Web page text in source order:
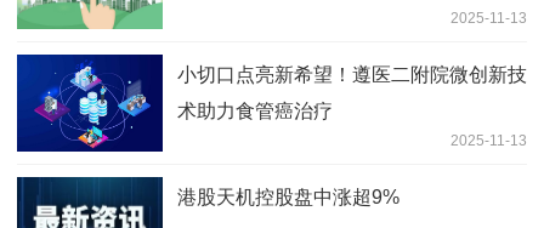
2025-11-13
小切口点亮新希望！遵医二附院微创新技
术助力食管癌治疗
2025-11-13
港股天机控股盘中涨超9%